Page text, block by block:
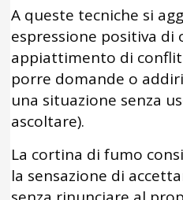
A queste tecniche si
espressione positiva di
appiattimento di
porre domande o
una situazione senza
ascoltare).
La cortina di fumo
la sensazione di